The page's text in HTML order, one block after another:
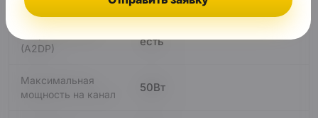
(A2DP)
есть
Максимальная
мощность на канал
50Вт